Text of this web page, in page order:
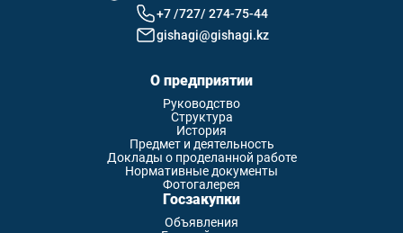
+7 /727/ 274-75-44
gishagi@gishagi.kz
О предприятии
Руководство
Структура
История
Предмет и деятельность
Доклады о проделанной работе
Нормативные документы
Фотогалерея
Госзакупки
Объявления